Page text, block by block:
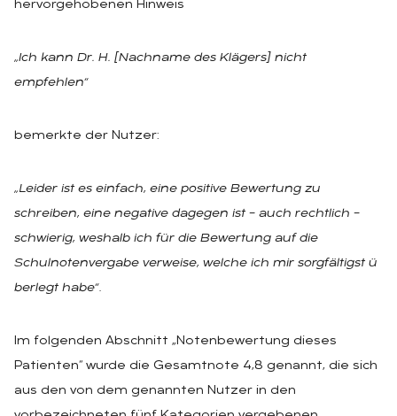
hervorgehobenen Hinweis
„Ich kann Dr. H. [Nachname des Klägers] nicht
empfehlen“
bemerkte der Nutzer:
„Leider ist es einfach, eine positive Bewertung zu
schreiben, eine negative dagegen ist – auch rechtlich –
schwierig, weshalb ich für die Bewertung auf die
Schulnotenvergabe verweise, welche ich mir sorgfältigst ü
berlegt habe“.
Im folgenden Abschnitt „Notenbewertung dieses
Patienten“ wurde die Gesamtnote 4,8 genannt, die sich
aus den von dem genannten Nutzer in den